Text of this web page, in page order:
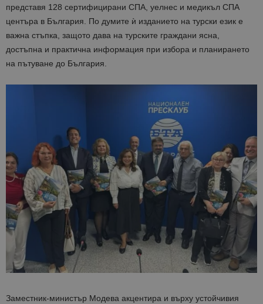
представя 128 сертифицирани СПА, уелнес и медикъл СПА
центъра в България. По думите ѝ изданието на турски език е
важна стъпка, защото дава на турските граждани ясна,
достъпна и практична информация при избора и планирането
на пътуване до България.
Заместник-министър Модева акцентира и върху устойчивия